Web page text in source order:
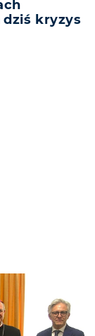
dziś kryzys